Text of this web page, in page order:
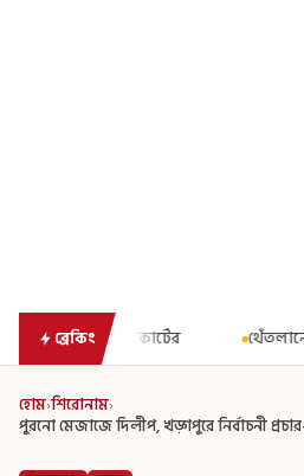
ব্রেকিং
থেঁতলানো মাথা-গোপনাঙ্গে রড!
হোম›শিরোনাম›
পুরনো মেজাজে দিলীপ, খড়্গপুরে নির্বাচনী